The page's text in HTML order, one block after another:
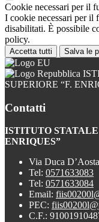
Cookie necessari per il
I cookie necessari per il
disabilitati. È possibile
policy.
Accetta tutti Salva le
SUPERIORE “F.
Contatti
ISTITUTO
ENRIQUES”
Via Duca
Tel: 0571633083
Tel: 0571633084
Email:
PEC:
C.F.: